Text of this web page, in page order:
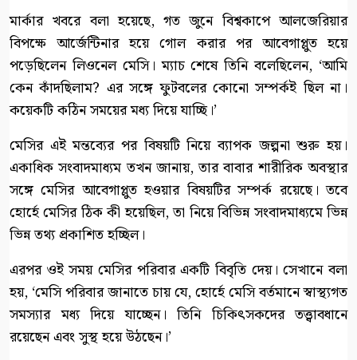
মার্কার খবরে বলা হয়েছে, গত জুনে বিশ্বকাপে আলজেরিয়ার
বিপক্ষে আর্জেন্টিনার হয়ে গোল করার পর আবেগাপ্লুত হয়ে
পড়েছিলেন লিওনেল মেসি। ম্যাচ শেষে তিনি বলেছিলেন, ‘আমি
কেন কাঁদছিলাম? এর সঙ্গে ফুটবলের কোনো সম্পর্কই ছিল না।
কয়েকটি কঠিন সময়ের মধ্য দিয়ে যাচ্ছি।’
মেসির এই মন্তব্যের পর বিষয়টি নিয়ে ব্যাপক জল্পনা শুরু হয়।
একাধিক সংবাদমাধ্যম তখন জানায়, তার বাবার শারীরিক অবস্থার
সঙ্গে মেসির আবেগাপ্লুত হওয়ার বিষয়টির সম্পর্ক রয়েছে। তবে
হোর্হে মেসির ঠিক কী হয়েছিল, তা নিয়ে বিভিন্ন সংবাদমাধ্যমে ভিন্ন
ভিন্ন তথ্য প্রকাশিত হচ্ছিল।
এরপর ওই সময় মেসির পরিবার একটি বিবৃতি দেয়। সেখানে বলা
হয়, ‘মেসি পরিবার জানাতে চায় যে, হোর্হে মেসি বর্তমানে স্বাস্থ্যগত
সমস্যার মধ্য দিয়ে যাচ্ছেন। তিনি চিকিৎসকদের তত্ত্বাবধানে
রয়েছেন এবং সুস্থ হয়ে উঠছেন।’